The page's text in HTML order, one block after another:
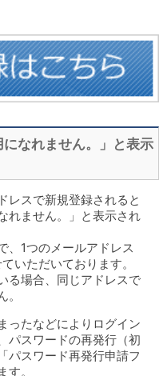
になれません。」と表示
レスで新規登録されると
れません。」と表示され
、1つのメールアドレス
いただいております。
る場合、同じアドレスで
ったなどによりログイン
パスワードの再発行（初
パスワード再発行申請フ
。